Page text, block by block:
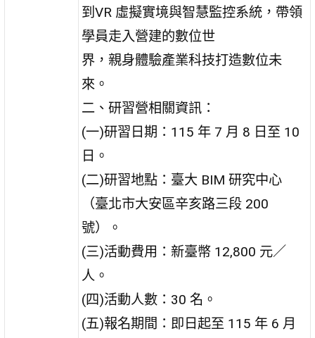
到VR 虛擬實境與智慧監控系統，帶領
學員走入營建的數位世
界，親身體驗產業科技打造數位未
來。
二、研習營相關資訊：
(一)研習日期：115 年 7 月 8 日至 10
日。
(二)研習地點：臺大 BIM 研究中心
（臺北市大安區辛亥路三段 200
號）。
(三)活動費用：新臺幣 12,800 元／
人。
(四)活動人數：30 名。
(五)報名期間：即日起至 115 年 6 月